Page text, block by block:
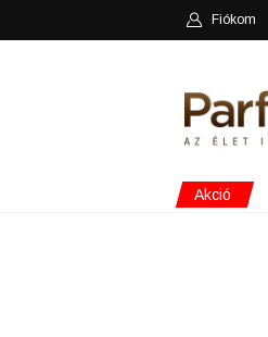
Fiókom
Akció